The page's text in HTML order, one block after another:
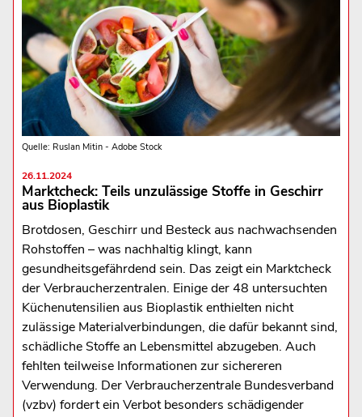
Quelle: Ruslan Mitin - Adobe Stock
26.11.2024
Marktcheck: Teils unzulässige Stoffe in Geschirr
aus Bioplastik
Brotdosen, Geschirr und Besteck aus nachwachsenden
Rohstoffen – was nachhaltig klingt, kann
gesundheitsgefährdend sein. Das zeigt ein Marktcheck
der Verbraucherzentralen. Einige der 48 untersuchten
Küchenutensilien aus Bioplastik enthielten nicht
zulässige Materialverbindungen, die dafür bekannt sind,
schädliche Stoffe an Lebensmittel abzugeben. Auch
fehlten teilweise Informationen zur sichereren
Verwendung. Der Verbraucherzentrale Bundesverband
(vzbv) fordert ein Verbot besonders schädigender